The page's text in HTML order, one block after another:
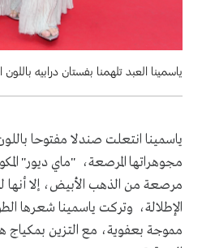
ياسمينا العبد تلهمنا بفستان درابيه باللون
ياسمينا انتعلت صندلا مفتوحا
مجوهراتها المرصعة، "ماي ديور"
مرصعة من الذهب الأبيض، إلا أنها
الإطلالة، وتركت ياسمينا شعرها
مموجة بعفوية، مع التزين بمكياج